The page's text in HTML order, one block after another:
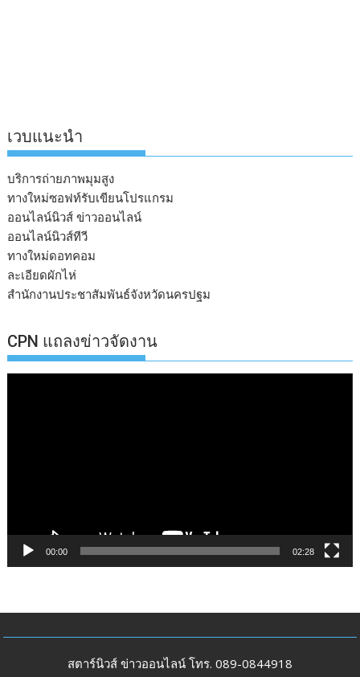
เวบแนะนำ
บริการถ่ายภาพมุมสูง
ทางใหม่ซอฟท์รับเขียนโปรแกรม
ออนไลน์นิวส์ ข่าวออนไลน์
ออนไลน์นิวส์ทีวี
ทางใหม่ดอทคอม
ละเอียดผักไห่
สำนักงานประชาสัมพันธ์จังหวัดนครปฐม
CPN แถลงข่าวจัดงาน
00:00 02:28
สตาร์นิวส์ ข่าวออนไลน์ โทร. 089-0844918